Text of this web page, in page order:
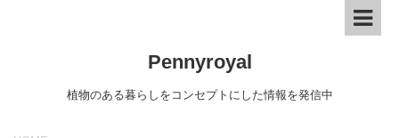
Pennyroyal
植物のある暮らしをコンセプトにした情報を発信中